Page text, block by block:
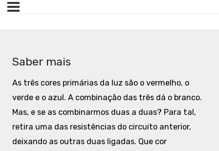
Saber mais
As três cores primárias da luz são o vermelho, o
verde e o azul. A combinação das três dá o branco.
Mas, e se as combinarmos duas a duas? Para tal,
retira uma das resistências do circuito anterior,
deixando as outras duas ligadas. Que cor